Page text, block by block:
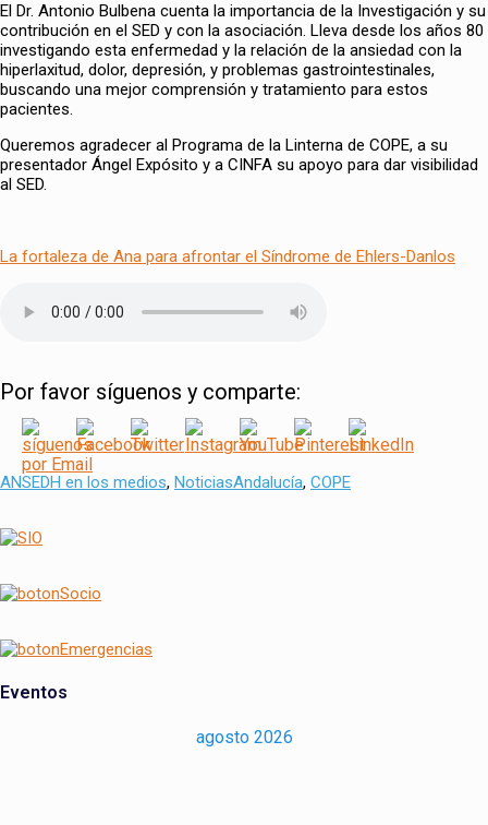
El Dr. Antonio Bulbena cuenta la importancia de la Investigación y su
contribución en el SED y con la asociación. Lleva desde los años 80
investigando esta enfermedad y la relación de la ansiedad con la
hiperlaxitud, dolor, depresión, y problemas gastrointestinales,
buscando una mejor comprensión y tratamiento para estos
pacientes.
Queremos agradecer al Programa de la Linterna de COPE, a su
presentador Ángel Expósito y a CINFA su apoyo para dar visibilidad
al SED.
La fortaleza de Ana para afrontar el Síndrome de Ehlers-Danlos
Por favor síguenos y comparte:
Categorías
ANSEDH en los medios, NoticiasTags
Andalucía, COPE
Navegación
de
entradas
Eventos
agosto 2026